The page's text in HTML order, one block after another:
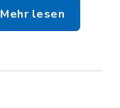
Mehr lesen